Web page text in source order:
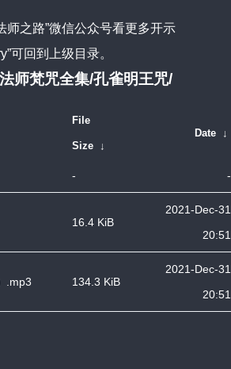
之路”微信公众号看更多开示
可回到上级目录。
师梵咒全集/孔雀明王咒/
File
Size ↓
Date ↓
- -
16.4 KiB
2021-Dec-31
20:51
.mp3 134.3 KiB
2021-Dec-31
20:51